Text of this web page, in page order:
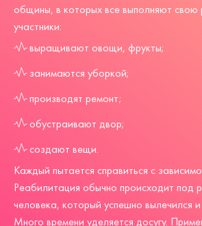
общины, в которых все выполняют
участники:
выращивают овощи, фрукты;
занимаются уборкой;
производят ремонт;
обустраивают двор;
создают вещи.
Каждый пытается справиться с
Реабилитация обычно происходит под
человека, который успешно вылечился и
Много времени уделяется досугу.